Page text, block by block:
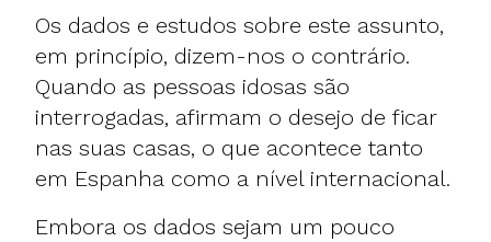
Os dados e estudos sobre este assunto,
em princípio, dizem-nos o contrário.
Quando as pessoas idosas são
interrogadas, afirmam o desejo de ficar
nas suas casas, o que acontece tanto
em Espanha como a nível internacional.
Embora os dados sejam um pouco